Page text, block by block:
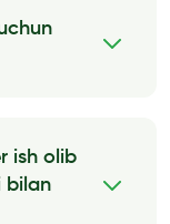
kalit […]
ish olib
bilan